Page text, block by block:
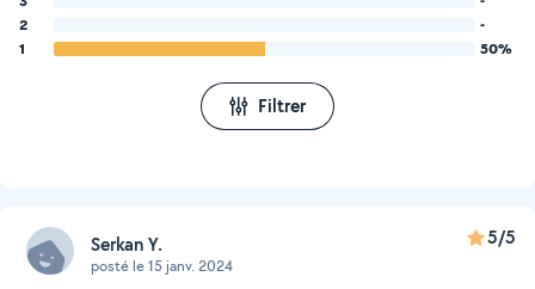
2
-
1
50%
Filtrer
Serkan Y.
posté le 15 janv. 2024
5/5